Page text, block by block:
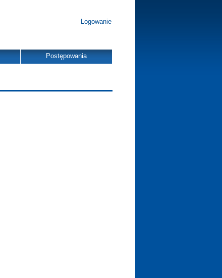
Logowanie
Postępowania